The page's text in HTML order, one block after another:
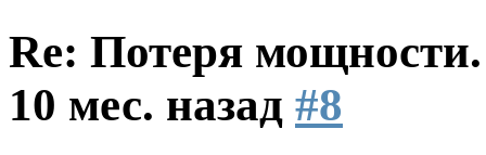
Re: Потеря
10 мес. назад #8